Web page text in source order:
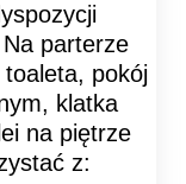
parterze
toaleta, pokój
klatka
na piętrze
z: